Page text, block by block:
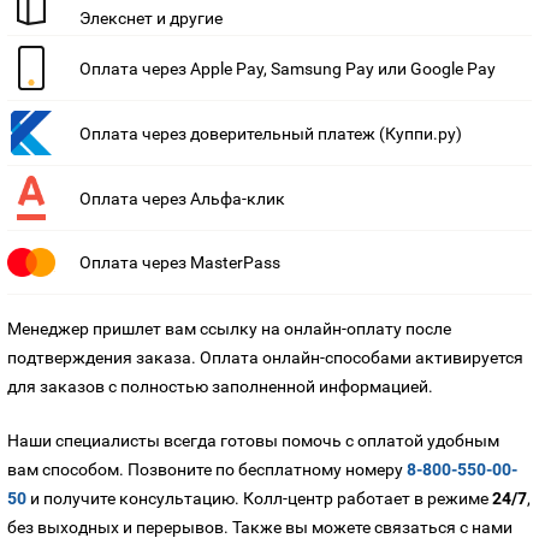
Элекснет и другие
Оплата через Apple Pay, Samsung Pay или Google Pay
Оплата через доверительный платеж (Куппи.ру)
Оплата через Альфа-клик
Оплата через MasterPass
Менеджер пришлет вам ссылку на онлайн-оплату после
подтверждения заказа. Оплата онлайн-способами активируется
для заказов с полностью заполненной информацией.
Наши специалисты всегда готовы помочь с оплатой удобным
вам способом. Позвоните по бесплатному номеру8-800-550-00-
50 и получите консультацию. Колл-центр работает в режиме24/7,
без выходных и перерывов. Также вы можете связаться с нами